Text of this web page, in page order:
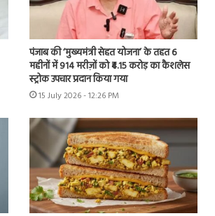
पंजाब की ‘मुख्यमंत्री सेहत योजना’ के तहत 6
महीनों में 914 मरीज़ों को ₹4.15 करोड़ का कैशलेस
स्ट्रोक उपचार प्रदान किया गया
15 July 2026 - 12:26 PM